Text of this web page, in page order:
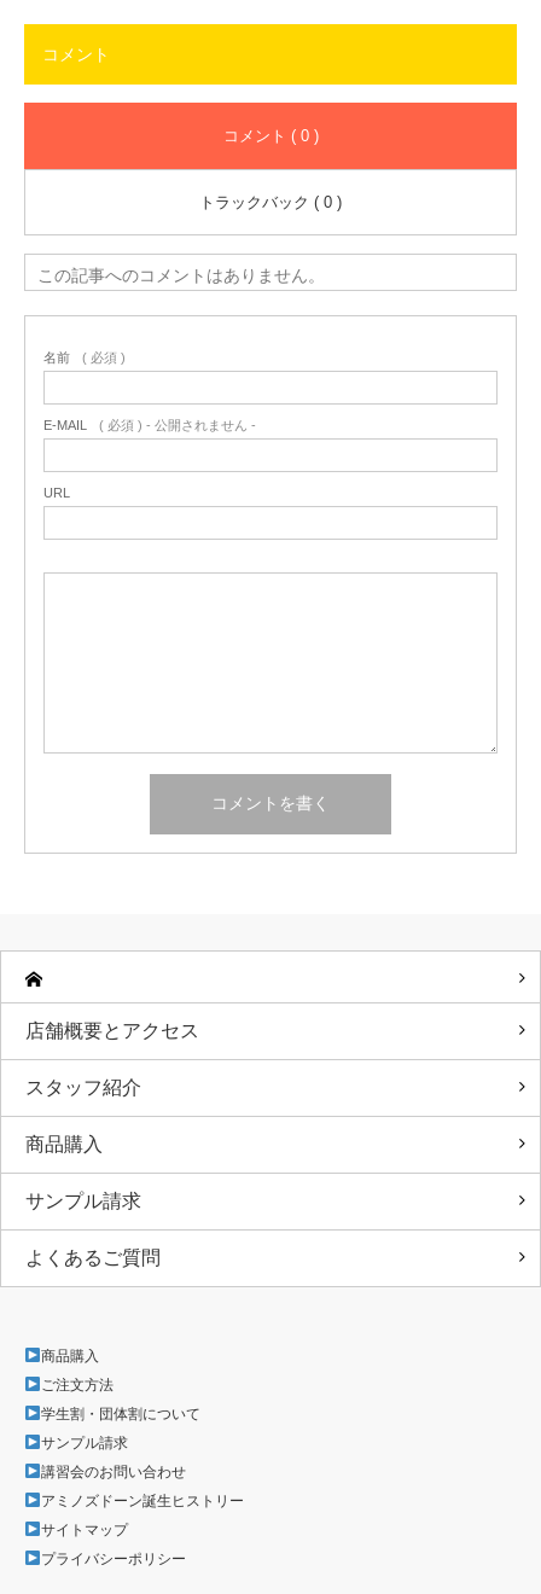
コメント
コメント ( 0 )
トラックバック ( 0 )
この記事へのコメントはありません。
名前 ( 必須 )
E-MAIL ( 必須 ) - 公開されません -
URL
店舗概要とアクセス
スタッフ紹介
商品購入
サンプル請求
よくあるご質問
商品購入
ご注文方法
学生割・団体割について
サンプル請求
講習会のお問い合わせ
アミノズドーン誕生ヒストリー
サイトマップ
プライバシーポリシー